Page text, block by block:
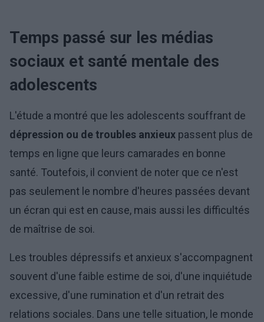
Temps passé sur les médias
sociaux et santé mentale des
adolescents
L'étude a montré que les adolescents souffrant de
dépression ou de troubles anxieux passent plus de
temps en ligne que leurs camarades en bonne
santé. Toutefois, il convient de noter que ce n'est
pas seulement le nombre d'heures passées devant
un écran qui est en cause, mais aussi les difficultés
de maîtrise de soi.
Les troubles dépressifs et anxieux s'accompagnent
souvent d'une faible estime de soi, d'une inquiétude
excessive, d'une rumination et d'un retrait des
relations sociales. Dans une telle situation, le monde